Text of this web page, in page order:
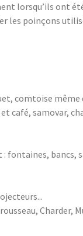
lorsqu’ils ont
poinçons
comtoise même
café, samovar,
bancs,
Charder,